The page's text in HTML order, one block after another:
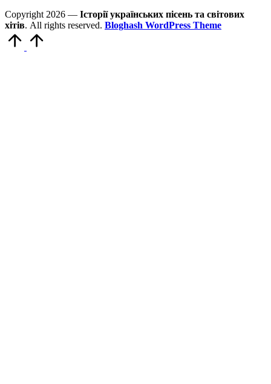
Copyright 2026 — Історії українських пісень та світових
хітів. All rights reserved. Bloghash WordPress Theme